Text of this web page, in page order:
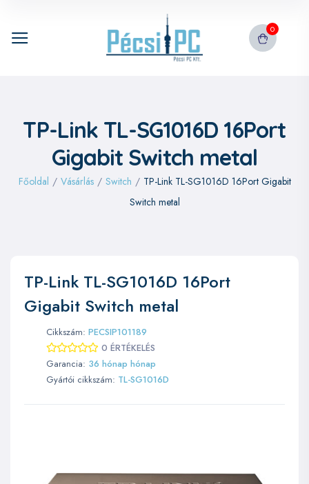
0
TP-Link TL-SG1016D 16Port
Gigabit Switch metal
Főoldal / Vásárlás / Switch / TP-Link TL-SG1016D 16Port Gigabit
Switch metal
TP-Link TL-SG1016D 16Port
Gigabit Switch metal
Cikkszám: PECSIP101189
0 ÉRTÉKELÉS
Garancia: 36 hónap hónap
Gyártói cikkszám: TL-SG1016D